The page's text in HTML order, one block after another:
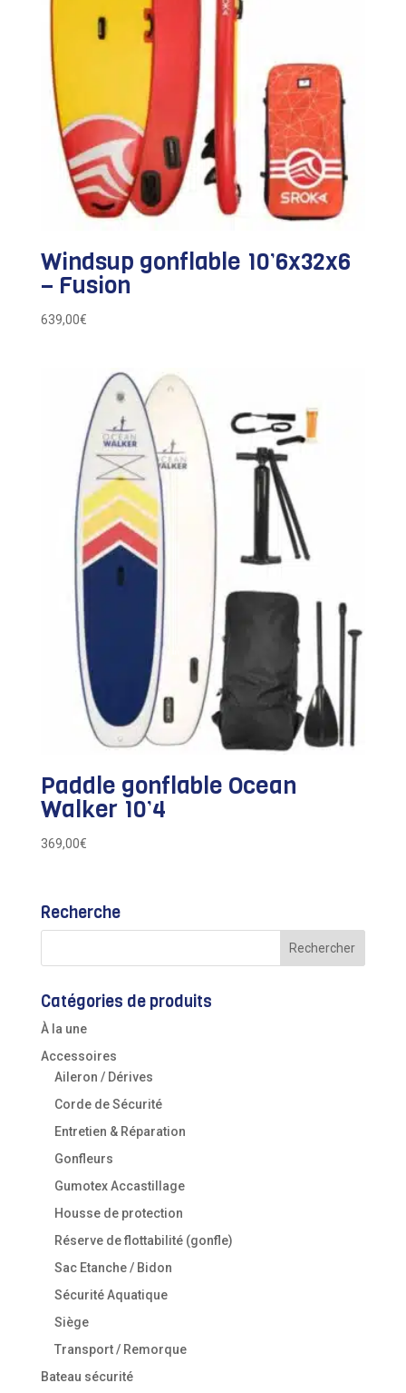
Windsup gonflable 10’6x32x6
– Fusion
639,00€
Paddle gonflable Ocean
Walker 10’4
369,00€
Recherche
Catégories de produits
À la une
Accessoires
Aileron / Dérives
Corde de Sécurité
Entretien & Réparation
Gonfleurs
Gumotex Accastillage
Housse de protection
Réserve de flottabilité (gonfle)
Sac Etanche / Bidon
Sécurité Aquatique
Siège
Transport / Remorque
Bateau sécurité